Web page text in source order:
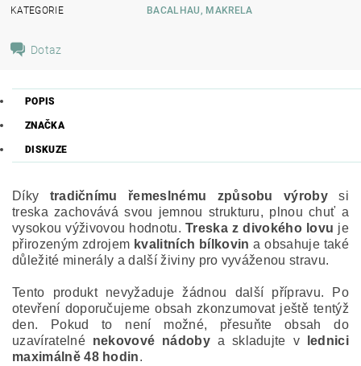
KATEGORIE
BACALHAU, MAKRELA
Dotaz
POPIS
ZNAČKA
DISKUZE
Díky tradičnímu řemeslnému způsobu výroby si
treska zachovává svou jemnou strukturu, plnou chuť a
vysokou výživovou hodnotu. Treska z divokého lovu je
přirozeným zdrojem kvalitních bílkovin a obsahuje také
důležité minerály a další živiny pro vyváženou stravu.
Tento produkt nevyžaduje žádnou další přípravu. Po
otevření doporučujeme obsah zkonzumovat ještě tentýž
den. Pokud to není možné, přesuňte obsah do
uzavíratelné nekovové nádobya skladujte v
lednici
maximálně 48 hodin.